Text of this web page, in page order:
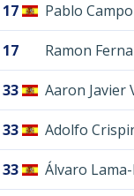
17 Pablo Campo
17 Ramon
33 Aaron Javier
33 Adolfo
33 Álvaro